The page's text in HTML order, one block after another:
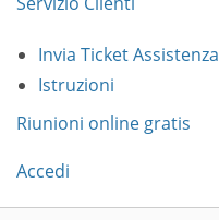
Invia Ticket Assistenza
Istruzioni
Riunioni online gratis
Accedi